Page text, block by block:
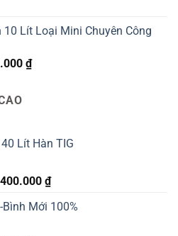
10 Lít Loại Mini Chuyên Công
₫.
₫Giá
Lít Hàn TIG
₫Giá
tại
Mới 100%